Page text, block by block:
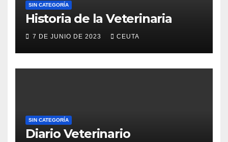
SIN CATEGORÍA
Historia de la Veterinaria
7 DE JUNIO DE 2023 CEUTA
SIN CATEGORÍA
Diario Veterinario